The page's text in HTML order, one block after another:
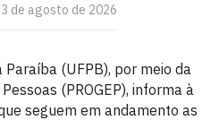
de agosto de 2026
(UFPB), por meio da
(PROGEP), informa à
seguem em andamento as